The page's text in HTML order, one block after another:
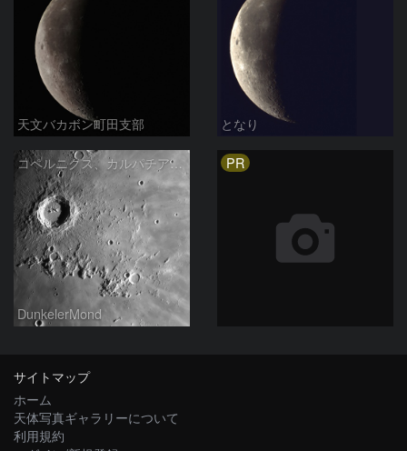
天文バカボン町田支部 となり
コペルニクス、カルパチア山脈付近
DunkelerMond
PR
サイトマップ
ホーム
天体写真ギャラリーについて
利用規約